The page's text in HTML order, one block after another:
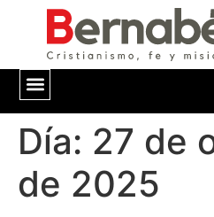
Día: 27 de
de 2025